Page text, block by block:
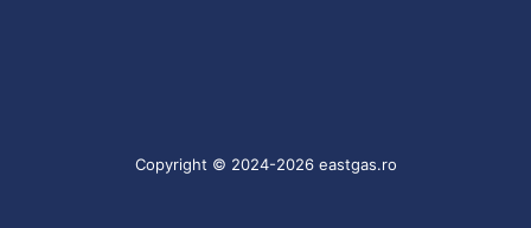
Copyright © 2024-2026 eastgas.ro